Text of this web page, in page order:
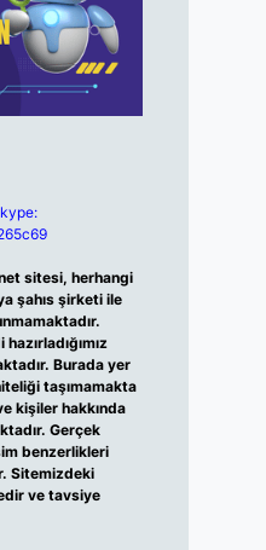
sitesi, herhangi
şahıs şirketi ile
Burada yer
taşımamakta
kişiler hakkında
Gerçek
benzerlikleri
Sitemizdeki
ve tavsiye